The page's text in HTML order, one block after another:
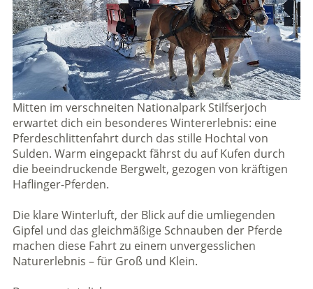
Mitten im verschneiten Nationalpark Stilfserjoch
erwartet dich ein besonderes Wintererlebnis: eine
Pferdeschlittenfahrt durch das stille Hochtal von
Sulden. Warm eingepackt fährst du auf Kufen durch
die beeindruckende Bergwelt, gezogen von kräftigen
Haflinger-Pferden.
Die klare Winterluft, der Blick auf die umliegenden
Gipfel und das gleichmäßige Schnauben der Pferde
machen diese Fahrt zu einem unvergesslichen
Naturerlebnis – für Groß und Klein.